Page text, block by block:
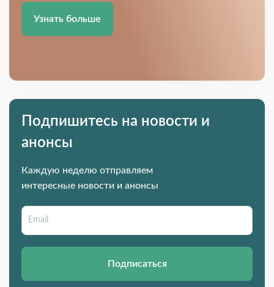
Узнать больше
Подпишитесь на новости и
анонсы
Каждую неделю отправляем
интересные новости и анонсы
Подписаться